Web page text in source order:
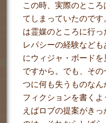
この時、実際のとこ
てしまっていたので
は霊媒のところに行
レパシーの経験など
にウィジャ・ボード
ですから。でも、そ
つに何も失うものな
フィクションを書く
えばロブの提案がき